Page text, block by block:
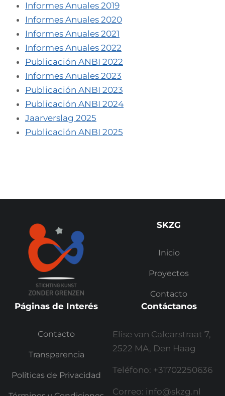
Informes Anuales 2019
Informes Anuales 2020
Informes Anuales 2021
Informes Anuales 2022
Publicación ANBI 2022
Informes Anuales 2023
Publicación ANBI 2023
Publicación ANBI 2024
Jaarverslag 2025
Publicación ANBI 2025
SKZG
Inicio
Proyectos
Contacto
Páginas de Interés
Contacto
Transparencia
Políticas de Privacidad
Contáctanos
Elise van Calcarstraat 7,
2522 MA, Den Haag
Teléfono: +31702250636
Correo: info@skzg.nl